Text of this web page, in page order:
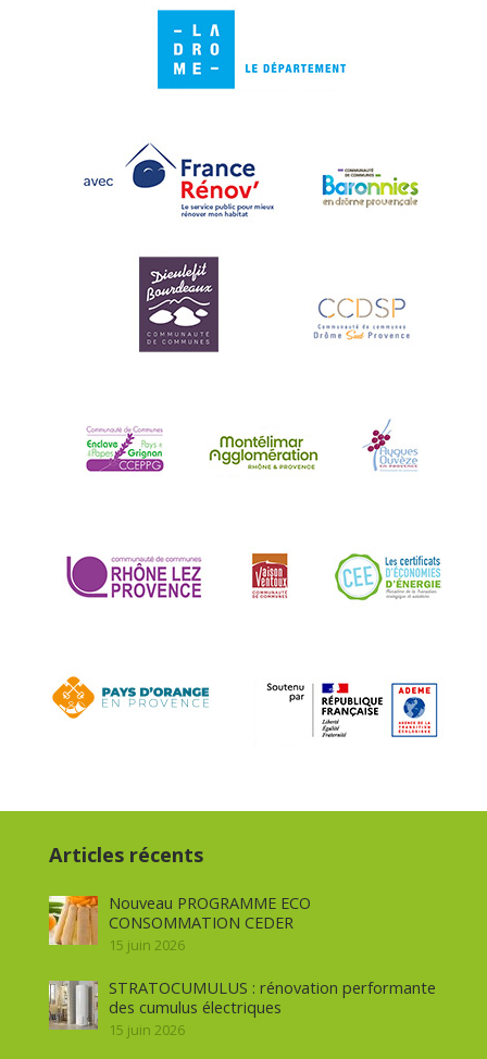
Articles récents
Nouveau PROGRAMME ECO
CONSOMMATION CEDER
15 juin 2026
STRATOCUMULUS : rénovation performante
des cumulus électriques
15 juin 2026